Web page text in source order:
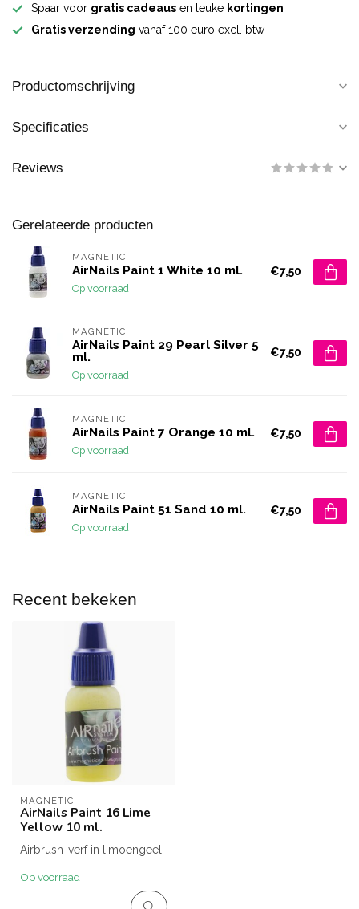
Spaar voor gratis cadeaus en leuke kortingen
Gratis verzending vanaf 100 euro excl. btw
Productomschrijving
Specificaties
Reviews
Gerelateerde producten
MAGNETIC
AirNails Paint 1 White 10 ml.
Op voorraad
€7,50
MAGNETIC
AirNails Paint 29 Pearl Silver 5
ml.
Op voorraad
€7,50
MAGNETIC
AirNails Paint 7 Orange 10 ml.
Op voorraad
€7,50
MAGNETIC
AirNails Paint 51 Sand 10 ml.
Op voorraad
€7,50
Recent bekeken
MAGNETIC
AirNails Paint 16 Lime
Yellow 10 ml.
Airbrush-verf in limoengeel.
Op voorraad